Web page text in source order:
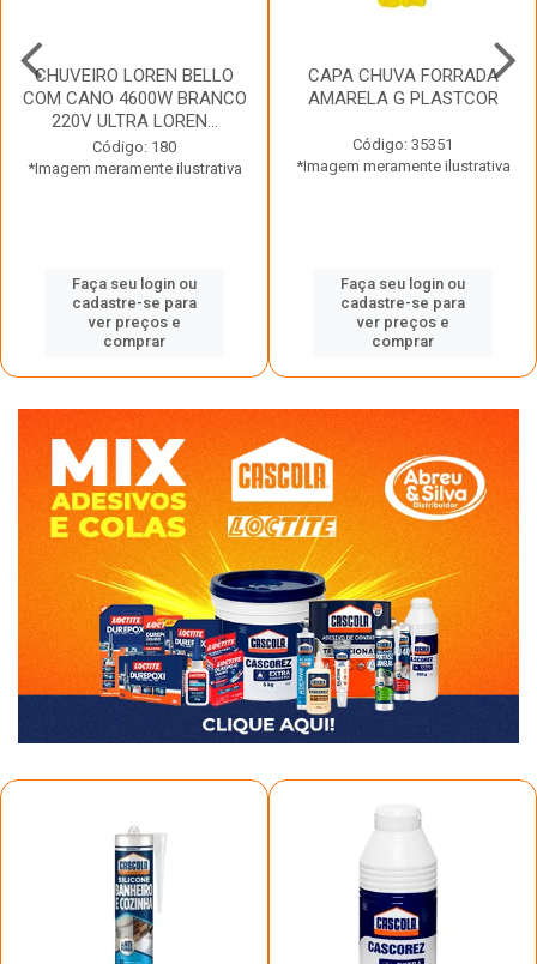
CHUVEIRO LOREN BELLO
COM CANO 4600W BRANCO
220V ULTRA LOREN...
Código: 180
*Imagem meramente ilustrativa
Faça seu login ou
cadastre-se para
ver preços e
comprar
CAPA CHUVA FORRADA
AMARELA G PLASTCOR
Código: 35351
*Imagem meramente ilustrativa
Faça seu login ou
cadastre-se para
ver preços e
comprar